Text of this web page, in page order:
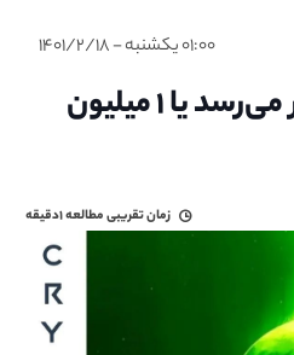
۰۱:۰۰ یکشنبه - ۱۴۰۱/۲/۱۸
بیت کوین یا به صفر می‌رسد یا ۱ میلیون
زمان تقریبی مطالعه۱دقیقه